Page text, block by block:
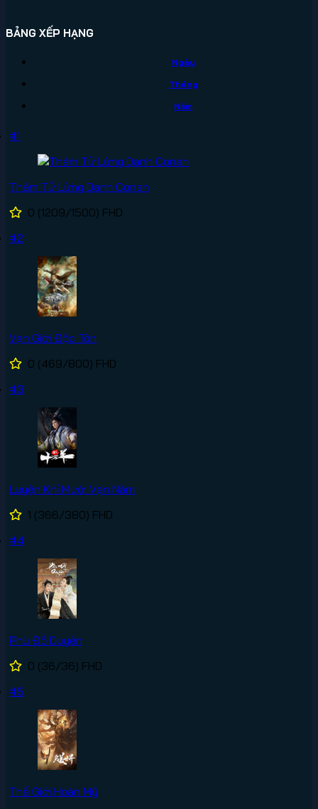
BẢNG XẾP HẠNG
Ngày
Tháng
Năm
#1
Thám Tử Lừng Danh Conan
0 (1209/1500) FHD
#2
Vạn Giới Độc Tôn
0 (469/800) FHD
#3
Luyện Khí Mười Vạn Năm
1 (366/380) FHD
#4
Phù Đồ Duyên
0 (36/36) FHD
#5
Thế Giới Hoàn Mỹ